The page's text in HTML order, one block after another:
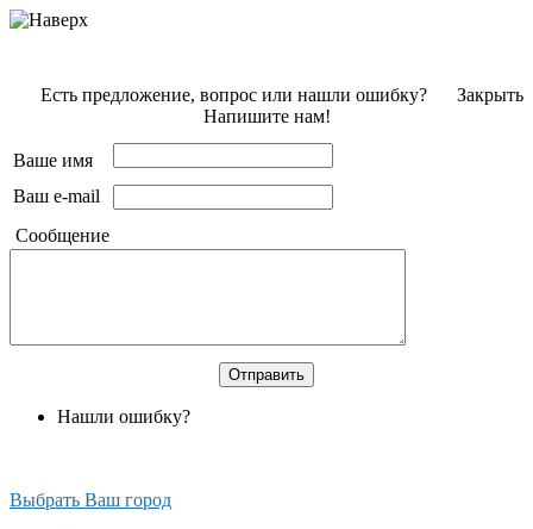
Закрыть
Есть предложение, вопрос или нашли ошибку?
Напишите нам!
Ваше имя
Ваш e-mail
Сообщение
Нашли ошибку?
Выбрать Ваш город